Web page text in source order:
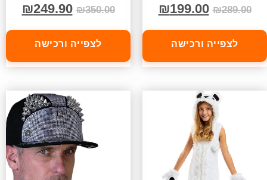
₪289.00
₪199.00
לצפייה ורכישה
₪350.00
₪249.90
לצפייה ורכישה